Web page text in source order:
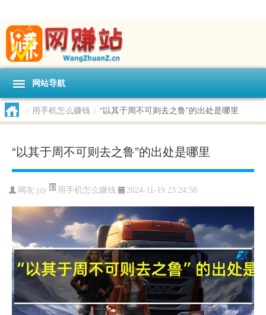
网站导航
> 用手机怎么赚钱 > “以其于周不可则去之鲁”的出处是哪里
“以其于周不可则去之鲁”的出处是哪里
网友:jzy 用手机怎么赚钱 2024-11-19 23:24:58